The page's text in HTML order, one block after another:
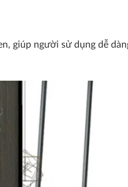
giúp người sử dụng dễ